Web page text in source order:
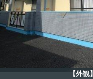
【外観】